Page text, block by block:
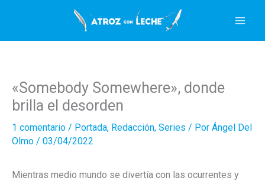
contenido
«Somebody Somewhere», donde
brilla el desorden
1 comentario / Portada, Redacción, Series / Por Ángel Del
Olmo / 03/04/2022
Mientras medio mundo se divertía con las ocurrentes y